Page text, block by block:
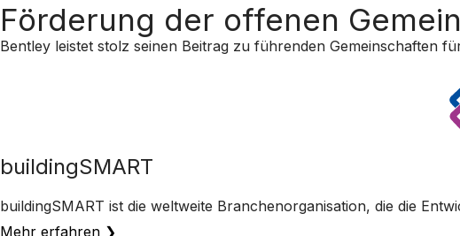
Förderung der offenen
Bentley leistet stolz seinen Beitrag zu führenden Gemeinschaften
buildingSMART
buildingSMART ist die weltweite Branchenorganisation, die die
Mehr erfahren ❯